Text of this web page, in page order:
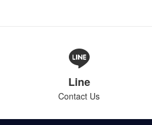
Line
Contact Us